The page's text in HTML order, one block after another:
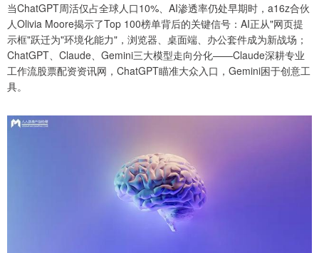
当ChatGPT周活仅占全球人口10%、AI渗透率仍处早期时，a16z合伙
人Olivia Moore揭示了Top 100榜单背后的关键信号：AI正从"网页提
示框"跃迁为"环境化能力"，浏览器、桌面端、办公套件成为新战场；
ChatGPT、Claude、Gemini三大模型走向分化——Claude深耕专业
工作流股票配资资讯网，ChatGPT瞄准大众入口，Gemini困于创意工
具。